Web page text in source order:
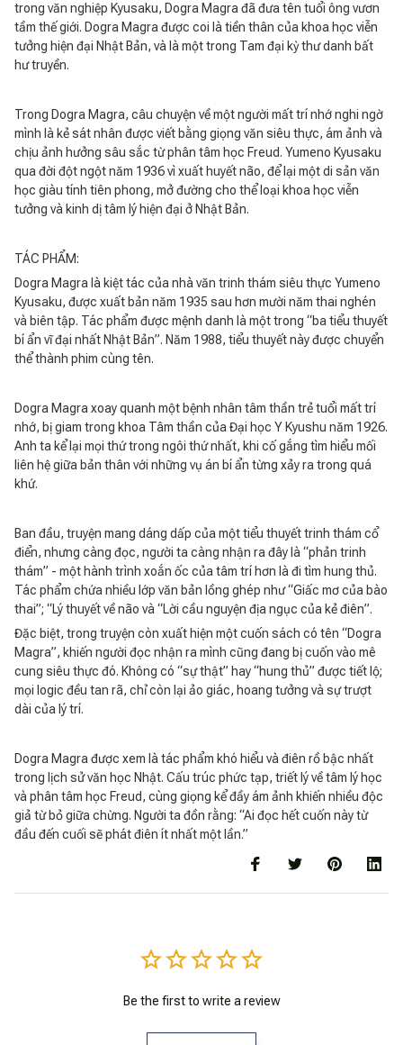
trong văn nghiệp Kyusaku, Dogra Magra đã đưa tên tuổi ông vươn
tầm thế giới. Dogra Magra được coi là tiền thân của khoa học viễn
tưởng hiện đại Nhật Bản, và là một trong Tam đại kỳ thư danh bất
hư truyền.
Trong Dogra Magra, câu chuyện về một người mất trí nhớ nghi ngờ
mình là kẻ sát nhân được viết bằng giọng văn siêu thực, ám ảnh và
chịu ảnh hưởng sâu sắc từ phân tâm học Freud. Yumeno Kyusaku
qua đời đột ngột năm 1936 vì xuất huyết não, để lại một di sản văn
học giàu tính tiên phong, mở đường cho thể loại khoa học viễn
tưởng và kinh dị tâm lý hiện đại ở Nhật Bản.
TÁC PHẨM:
Dogra Magra là kiệt tác của nhà văn trinh thám siêu thực Yumeno
Kyusaku, được xuất bản năm 1935 sau hơn mười năm thai nghén
và biên tập. Tác phẩm được mệnh danh là một trong “ba tiểu thuyết
bí ẩn vĩ đại nhất Nhật Bản”. Năm 1988, tiểu thuyết này được chuyển
thể thành phim cùng tên.
Dogra Magra xoay quanh một bệnh nhân tâm thần trẻ tuổi mất trí
nhớ, bị giam trong khoa Tâm thần của Đại học Y Kyushu năm 1926.
Anh ta kể lại mọi thứ trong ngôi thứ nhất, khi cố gắng tìm hiểu mối
liên hệ giữa bản thân với những vụ án bí ẩn từng xảy ra trong quá
khứ.
Ban đầu, truyện mang dáng dấp của một tiểu thuyết trinh thám cổ
điển, nhưng càng đọc, người ta càng nhận ra đây là “phản trinh
thám” - một hành trình xoắn ốc của tâm trí hơn là đi tìm hung thủ.
Tác phẩm chứa nhiều lớp văn bản lồng ghép như “Giấc mơ của bào
thai”; “Lý thuyết về não và “Lời cầu nguyện địa ngục của kẻ điên”.
Đặc biệt, trong truyện còn xuất hiện một cuốn sách có tên “Dogra
Magra”, khiến người đọc nhận ra mình cũng đang bị cuốn vào mê
cung siêu thực đó. Không có “sự thật” hay “hung thủ” được tiết lộ;
mọi logic đều tan rã, chỉ còn lại ảo giác, hoang tưởng và sự trượt
dài của lý trí.
Dogra Magra được xem là tác phẩm khó hiểu và điên rồ bậc nhất
trong lịch sử văn học Nhật. Cấu trúc phức tạp, triết lý về tâm lý học
và phân tâm học Freud, cùng giọng kể đầy ám ảnh khiến nhiều độc
giả từ bỏ giữa chừng. Người ta đồn rằng: “Ai đọc hết cuốn này từ
đầu đến cuối sẽ phát điên ít nhất một lần.”
Be the first to write a review